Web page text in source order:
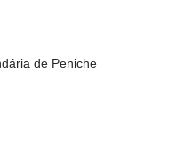
de Peniche